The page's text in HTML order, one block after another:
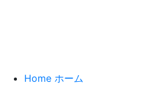
Home ホーム